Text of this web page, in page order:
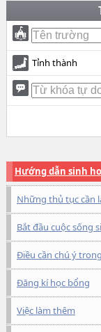
Tỉnh thành
Hướng dẫn sinh
Những thủ tục cần
Bắt đầu cuộc sống
Điều cần chú ý
Đăng kí học bổng
Việc làm thêm